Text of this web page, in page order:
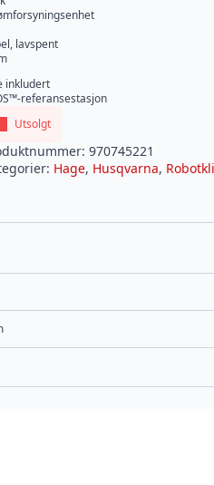
lavspent
inkludert
referansestasjon
Utsolgt
970745221
Hage, Husqvarna,